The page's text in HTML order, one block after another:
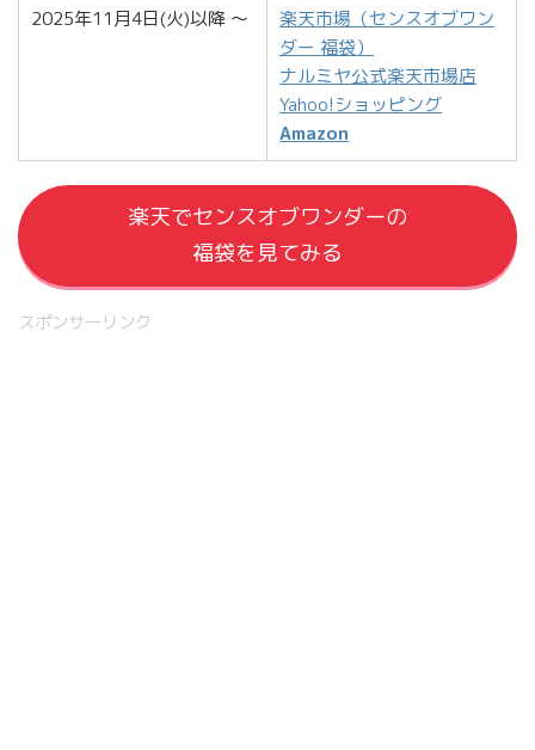
2025年11月4日(火)以降 ～
楽天市場（センスオブワン
ダー 福袋）
ナルミヤ公式楽天市場店
Yahoo!ショッピング
Amazon
楽天でセンスオブワンダーの
福袋を見てみる
スポンサーリンク